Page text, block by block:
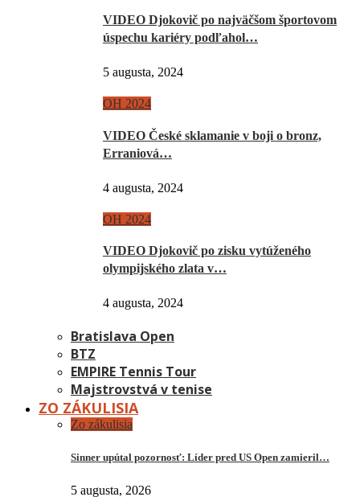
VIDEO Djokovič po najväčšom športovom
úspechu kariéry podľahol…
5 augusta, 2024
OH 2024
VIDEO České sklamanie v boji o bronz,
Erraniová…
4 augusta, 2024
OH 2024
VIDEO Djokovič po zisku vytúženého
olympijského zlata v…
4 augusta, 2024
Bratislava Open
BTZ
EMPIRE Tennis Tour
Majstrovstvá v tenise
ZO ZÁKULISIA
Zo zákulisia
Sinner upútal pozornosť: Líder pred US Open zamieril…
5 augusta, 2026